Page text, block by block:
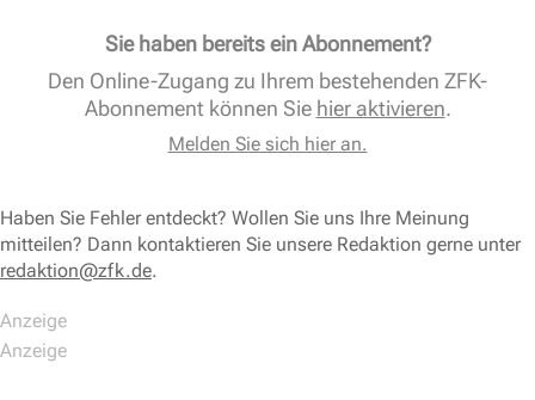
Sie haben bereits ein Abonnement?
Den Online-Zugang zu Ihrem bestehenden ZFK-
Abonnement können Sie hier aktivieren.
Melden Sie sich hier an.
Haben Sie Fehler entdeckt? Wollen Sie uns Ihre Meinung
mitteilen? Dann kontaktieren Sie unsere Redaktion gerne unter
redaktion@zfk.de.